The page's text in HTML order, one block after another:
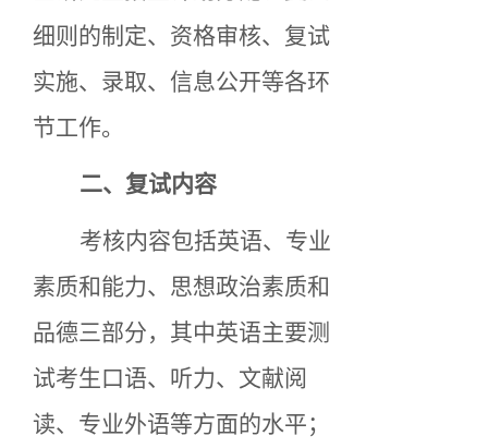
细则的制定、资格审核、复试
实施、录取、信息公开等各环
节工作。
二、复试内容
考核内容包括英语、 专业
素质和能力、 思想政治素质和
品德三部分，其中英语主要测
试考生口语、听力、文献阅
读、专业外语等方面的水平；